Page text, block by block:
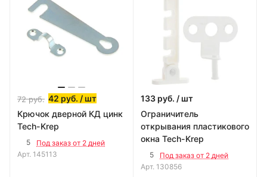
72руб. 42 руб. / шт
Крючок дверной КД цинк
Tech-Krep
5
Под заказ от 2 дней
Арт. 145113
133 руб. / шт
Ограничитель
открывания пластикового
окна Tech-Krep
5
Под заказ от 2 дней
Арт. 130856